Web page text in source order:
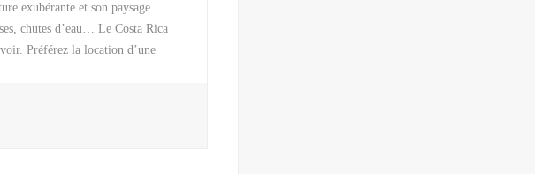
exubérante et son paysage
chutes d’eau… Le Costa Rica
Préférez la location d’une
principales attractions
de dormir sur des plages